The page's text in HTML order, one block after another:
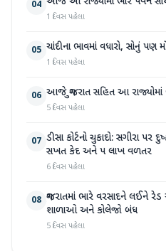
04
1 દિવસ પહેલા
05 ચાંદીના ભાવમાં વધારો, સોનું પણ
1 દિવસ પહેલા
06 આજે ગુજરાત સહિત આ રાજ્યોમાં
5 દિવસ પહેલા
07 ડીસા કોર્ટનો ચુકાદો: સગીરા પર
સખત કેદ અને ૫ લાખ વળતર
6 દિવસ પહેલા
08 ગુજરાતમાં ભારે વરસાદને લઈને
શાળાઓ અને કોલેજો બંધ
5 દિવસ પહેલા